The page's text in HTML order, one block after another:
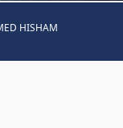
HISHAM